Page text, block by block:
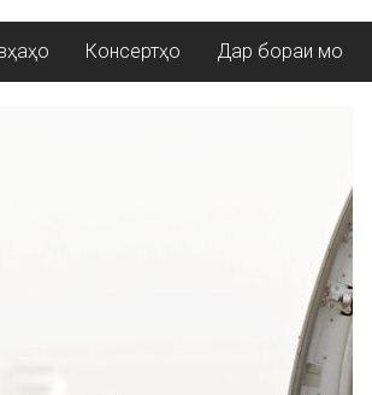
Консертҳо Дар бораи мо